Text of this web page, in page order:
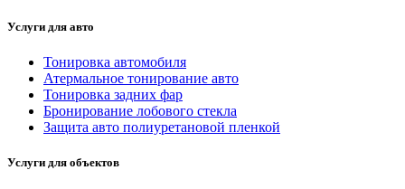
Услуги для авто
Тонировка автомобиля
Атермальное тонирование авто
Тонировка задних фар
Бронирование лобового стекла
Защита авто полиуретановой пленкой
Услуги для объектов